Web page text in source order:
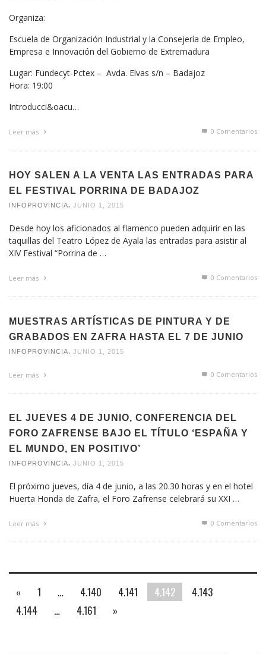
Organiza:
Escuela de Organización Industrial y la Consejería de Empleo,
Empresa e Innovación del Gobierno de Extremadura
Lugar: Fundecyt-Pctex – Avda. Elvas s/n – Badajoz
Hora: 19:00
Introducci&oacu…
Leer más 0 Comentarios
HOY SALEN A LA VENTA LAS ENTRADAS PARA
EL FESTIVAL PORRINA DE BADAJOZ
INFOPROVINCIA JUNIO 1, 2015
Desde hoy los aficionados al flamenco pueden adquirir en las
taquillas del Teatro López de Ayala las entradas para asistir al
XIV Festival “Porrina de …
Leer más 0 Comentarios
MUESTRAS ARTÍSTICAS DE PINTURA Y DE
GRABADOS EN ZAFRA HASTA EL 7 DE JUNIO
INFOPROVINCIA JUNIO 1, 2015
Leer más 0 Comentarios
EL JUEVES 4 DE JUNIO, CONFERENCIA DEL
FORO ZAFRENSE BAJO EL TÍTULO ‘ESPAÑA Y
EL MUNDO, EN POSITIVO’
INFOPROVINCIA JUNIO 1, 2015
El próximo jueves, día 4 de junio, a las 20.30 horas y en el hotel
Huerta Honda de Zafra, el Foro Zafrense celebrará su XXI …
Leer más 0 Comentarios
« 1 … 4.140 4.141 4.142
4.143
4.144
… 4.161 »